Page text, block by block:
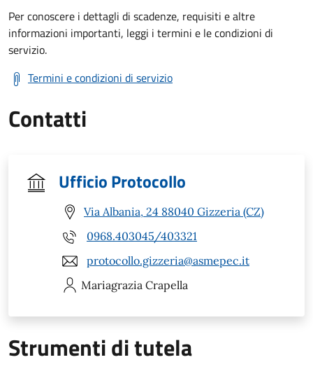
Per conoscere i dettagli di scadenze, requisiti e altre
informazioni importanti, leggi i termini e le condizioni di
servizio.
Termini e condizioni di servizio
Contatti
Ufficio Protocollo
Via Albania, 24 88040 Gizzeria (CZ)
0968.403045/403321
protocollo.gizzeria@asmepec.it
Mariagrazia Crapella
Strumenti di tutela